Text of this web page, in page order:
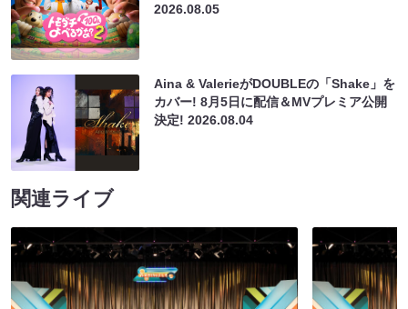
2026.08.05
Aina & ValerieがDOUBLEの「Shake」を
カバー! 8月5日に配信＆MVプレミア公開
決定!2026.08.04
関連ライブ